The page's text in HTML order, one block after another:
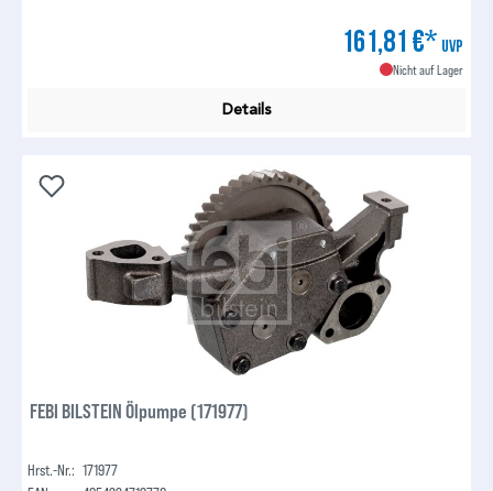
161,81 €* UVP
Nicht auf Lager
Details
FEBI BILSTEIN Ölpumpe (171977)
Hrst.-Nr.: 171977